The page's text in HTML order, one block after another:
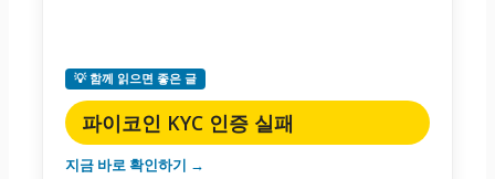
💡 함께 읽으면 좋은 글
파이코인 KYC 인증 실패
지금 바로 확인하기 →